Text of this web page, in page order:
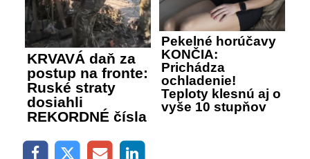
KRVAVÁ daň za
postup na fronte:
Ruské straty
dosiahli
REKORDNÉ čísla
Pekelné horúčavy
KONČIA:
Prichádza
ochladenie!
Teploty klesnú aj o
vyše 10 stupňov